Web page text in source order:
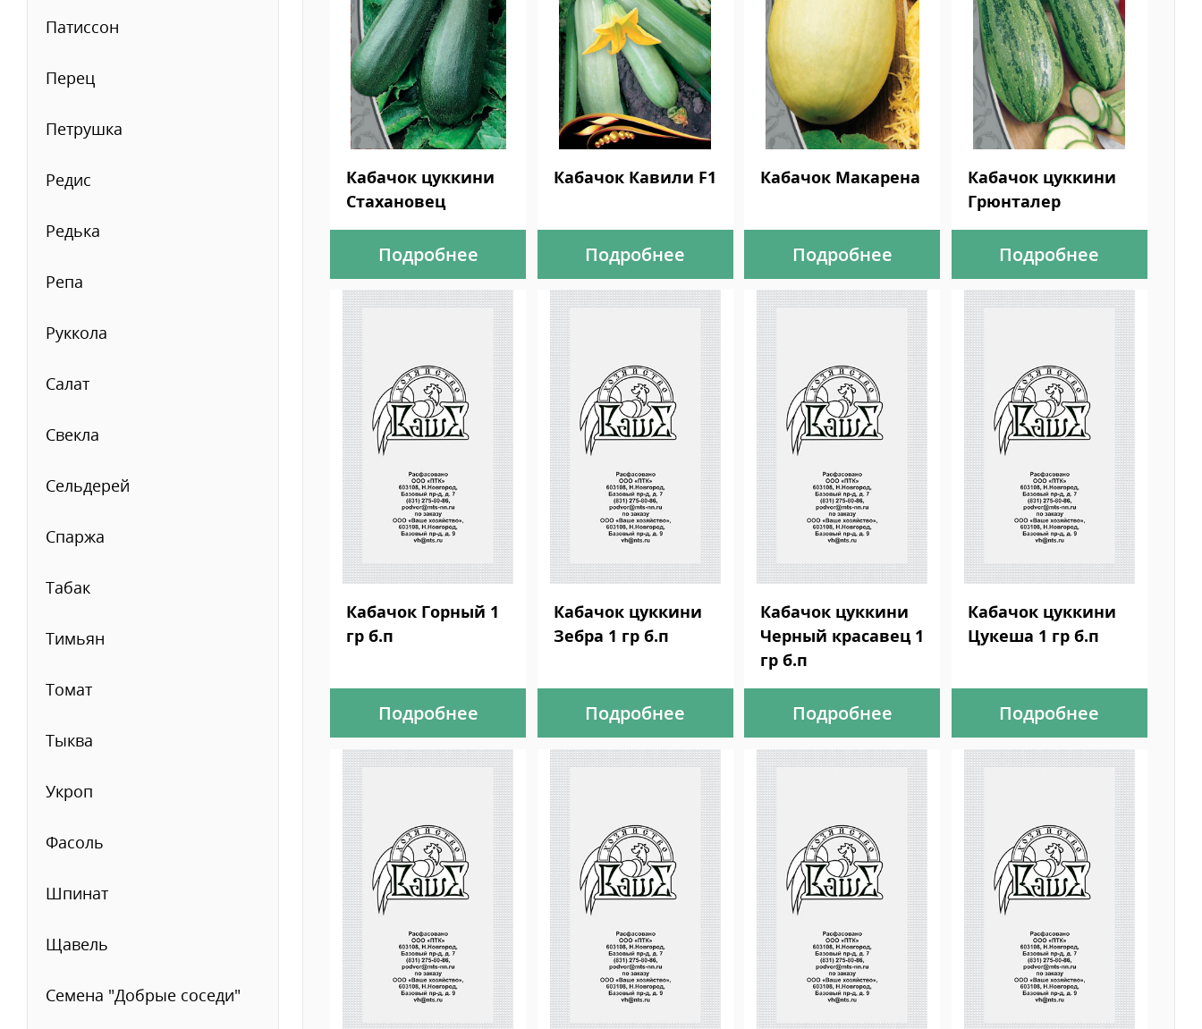
Патиссон
Перец
Петрушка
Редис
Редька
Репа
Руккола
Салат
Свекла
Сельдерей
Спаржа
Табак
Тимьян
Томат
Тыква
Укроп
Фасоль
Шпинат
Щавель
Семена "Добрые соседи"
Кабачок цуккини
Стахановец
Подробнее
Кабачок Кавили F1
Подробнее
Кабачок Макарена
Подробнее
Кабачок цуккини
Грюнталер
Подробнее
Кабачок Горный 1
гр б.п
Подробнее
Кабачок цуккини
Зебра 1 гр б.п
Подробнее
Кабачок цуккини
Черный красавец 1
гр б.п
Подробнее
Кабачок цуккини
Цукеша 1 гр б.п
Подробнее